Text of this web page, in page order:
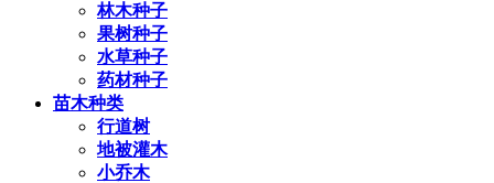
林木种子
果树种子
水草种子
药材种子
苗木种类
行道树
地被灌木
小乔木